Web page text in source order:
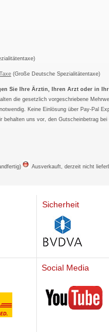
(Große Deutsche Spezialitätentaxe)
Sie Ihre Ärztin, Ihren Arzt oder in
die gesetzlich vorgeschriebene
Keine Einlösung über Pay-Pal
uns vor, den Gutscheinbetrag
Ausverkauft, derzeit nicht
Sicherheit
Social Media
Mediherz